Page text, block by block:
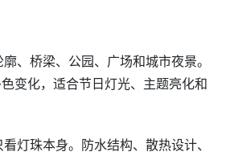
、桥梁、公园、广场和城市夜景。
变化，适合节日灯光、主题亮化和
灯珠本身。防水结构、散热设计、